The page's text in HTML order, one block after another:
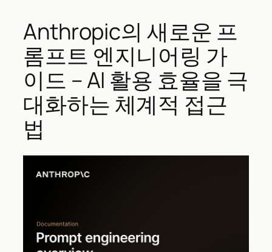
Anthropic의 새로운 프
롬프트 엔지니어링 가
이드 – AI 활용 효율을 극
대화하는 체계적 접근
법